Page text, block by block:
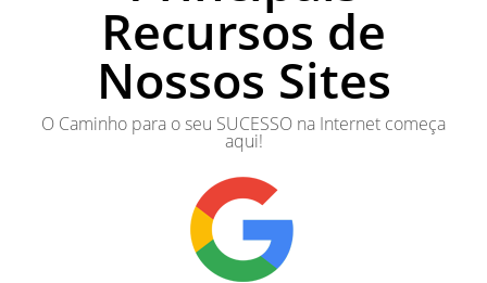
Recursos de
Nossos Sites
O Caminho para o seu SUCESSO na Internet começa
aqui!